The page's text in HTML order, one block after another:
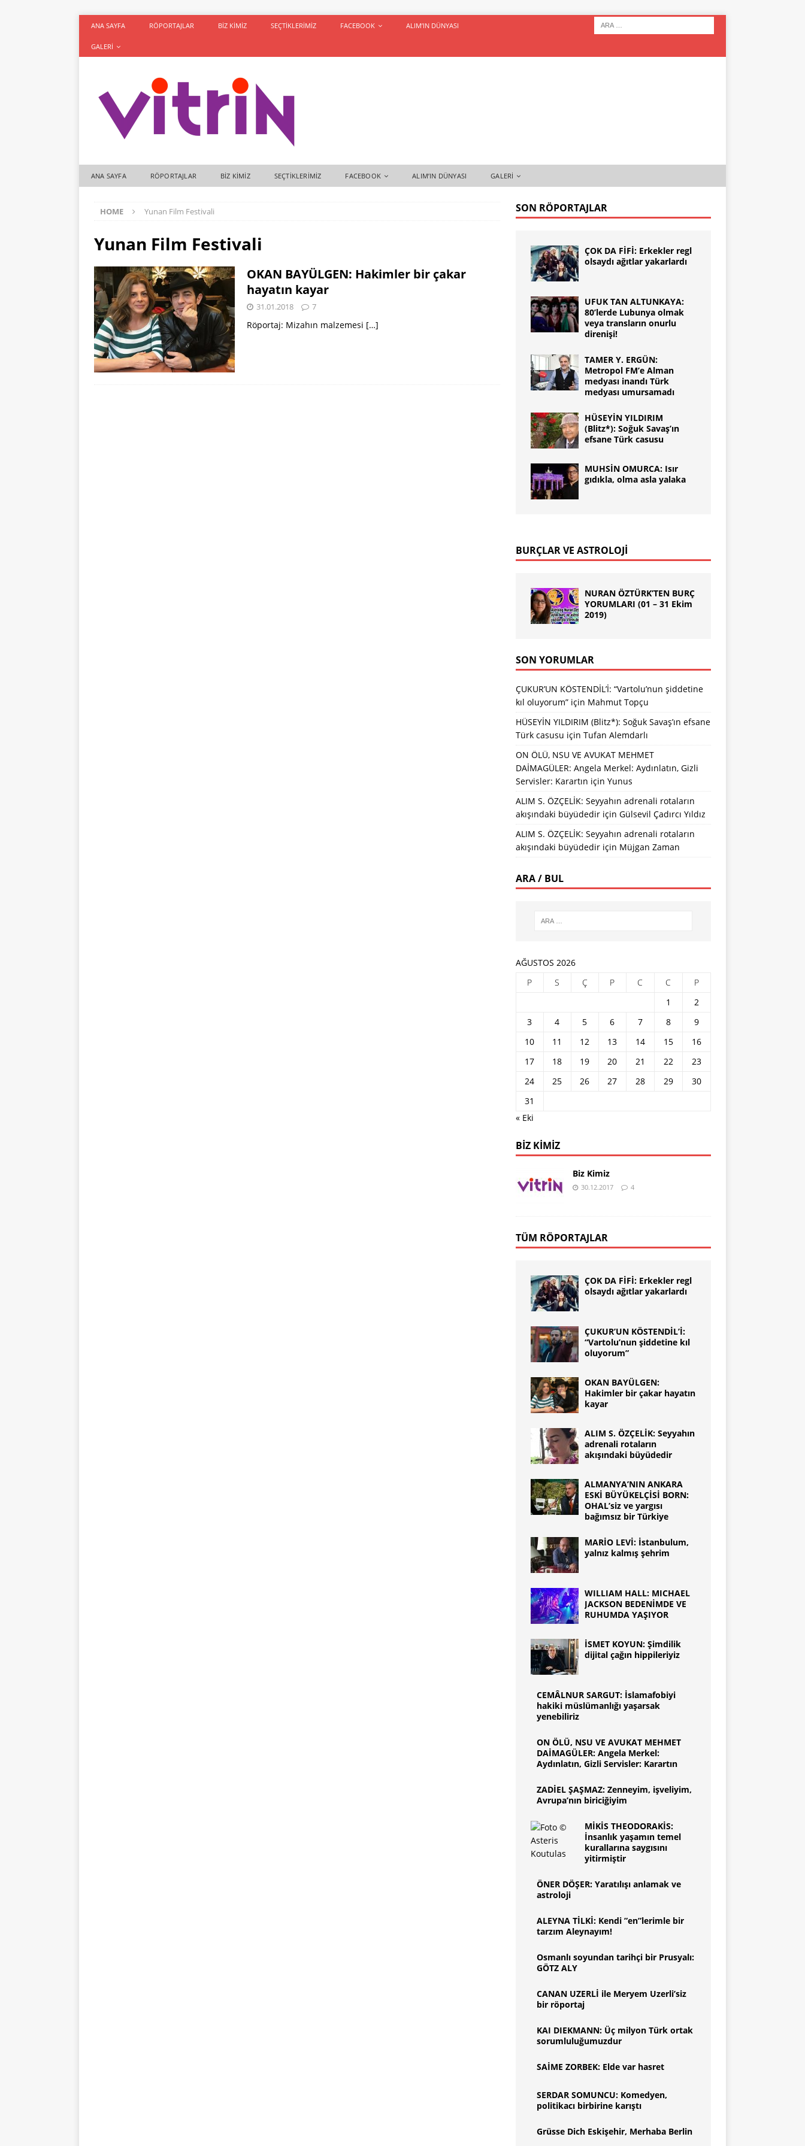
ANA SAYFA RÖPORTAJLAR BIZ KIMIZ SEÇTIKLERIMIZ FACEBOOK ALIM’IN DÜNYASI
GALERI
ANA SAYFA RÖPORTAJLAR BIZ KIMIZ SEÇTIKLERIMIZ FACEBOOK ALIM’IN DÜNYASI GALERI
HOME Yunan Film Festivali
Yunan Film Festivali
OKAN BAYÜLGEN: Hakimler bir çakar
hayatın kayar
31.01.2018 7
Röportaj: Mizahın malzemesi […]
SON RÖPORTAJLAR
ÇOK DA FİFİ: Erkekler regl
olsaydı ağıtlar yakarlardı
UFUK TAN ALTUNKAYA:
80’lerde Lubunya olmak
veya transların onurlu
direnişi!
TAMER Y. ERGÜN:
Metropol FM’e Alman
medyası inandı Türk
medyası umursamadı
HÜSEYİN YILDIRIM
(Blitz*): Soğuk Savaş’ın
efsane Türk casusu
MUHSİN OMURCA: Isır
gıdıkla, olma asla yalaka
BURÇLAR VE ASTROLOJİ
NURAN ÖZTÜRK’TEN BURÇ
YORUMLARI (01 – 31 Ekim
2019)
SON YORUMLAR
ÇUKUR’UN KÖSTENDİL’İ: “Vartolu’nun şiddetine
kıl oluyorum”için Mahmut Topçu
HÜSEYİN YILDIRIM (Blitz*): Soğuk Savaş’ın efsane
Türk casusu için Tufan Alemdarlı
ON ÖLÜ, NSU VE AVUKAT MEHMET
DAİMAGÜLER: Angela Merkel: Aydınlatın, Gizli
Servisler: Karartın için Yunus
ALIM S. ÖZÇELİK: Seyyahın adrenali rotaların
akışındaki büyüdediriçin Gülsevil Çadırcı Yıldız
ALIM S. ÖZÇELİK: Seyyahın adrenali rotaların
akışındaki büyüdediriçin Müjgan Zaman
ARA / BUL
AĞUSTOS 2026
P
S Ç P C C
P
1
2
3
4 5 6 7 8
9
10
11 12 13 14 15
16
17
18 19 20 21 22
23
24
25 26 27 28 29
30
31
« Eki
BIZ KIMIZ
Biz Kimiz
30.12.2017 4
TÜM RÖPORTAJLAR
ÇOK DA FİFİ: Erkekler regl
olsaydı ağıtlar yakarlardı
ÇUKUR’UN KÖSTENDİL’İ:
“Vartolu’nun şiddetine kıl
oluyorum”
OKAN BAYÜLGEN:
Hakimler bir çakar hayatın
kayar
ALIM S. ÖZÇELİK: Seyyahın
adrenali rotaların
akışındaki büyüdedir
ALMANYA’NIN ANKARA
ESKİ BÜYÜKELÇİSİ BORN:
OHAL’siz ve yargısı
bağımsız bir Türkiye
MARİO LEVİ: İstanbulum,
yalnız kalmış şehrim
WILLIAM HALL: MICHAEL
JACKSON BEDENİMDE VE
RUHUMDA YAŞIYOR
İSMET KOYUN: Şimdilik
dijital çağın hippileriyiz
CEMÂLNUR SARGUT: İslamafobiyi
hakiki müslümanlığı yaşarsak
yenebiliriz
ON ÖLÜ, NSU VE AVUKAT MEHMET
DAİMAGÜLER: Angela Merkel:
Aydınlatın, Gizli Servisler: Karartın
ZADİEL ŞAŞMAZ: Zenneyim, işveliyim,
Avrupa’nın biriciğiyim
MİKİS THEODORAKİS:
İnsanlık yaşamın temel
kurallarına saygısını
yitirmiştir
ÖNER DÖŞER: Yaratılışı anlamak ve
astroloji
ALEYNA TİLKİ: Kendi ”en”lerimle bir
tarzım Aleynayım!
Osmanlı soyundan tarihçi bir Prusyalı:
GÖTZ ALY
CANAN UZERLİ ile Meryem Uzerli’siz
bir röportaj
KAI DIEKMANN: Üç milyon Türk ortak
sorumluluğumuzdur
SAİME ZORBEK: Elde var hasret
SERDAR SOMUNCU: Komedyen,
politikacı birbirine karıştı
Grüsse Dich Eskişehir, Merhaba Berlin